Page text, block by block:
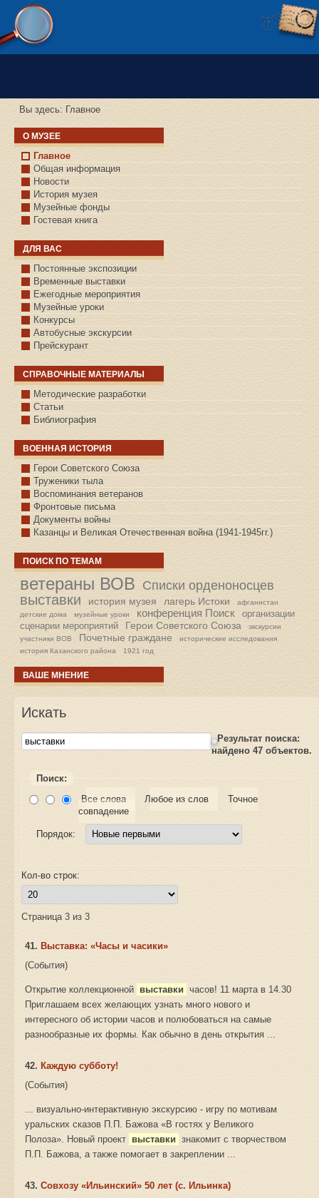
Версия сайта для слабовидящих
Вы здесь: Главное
О МУЗЕЕ
Главное
Общая информация
Новости
История музея
Музейные фонды
Гостевая книга
ДЛЯ ВАС
Постоянные экспозиции
Временные выставки
Ежегодные мероприятия
Музейные уроки
Конкурсы
Автобусные экскурсии
Прейскурант
СПРАВОЧНЫЕ МАТЕРИАЛЫ
Методические разработки
Статьи
Библиография
ВОЕННАЯ ИСТОРИЯ
С.КАЗАНСКОЕ
Герои Советского Союза
Труженики тыла
Воспоминания ветеранов
Фронтовые письма
Документы войны
Казанцы и Великая Отечественная война (1941-1945гг.)
ПОИСК ПО ТЕМАМ
ветераны ВОВ Списки орденоносцев
выставки история музея лагерь Истоки
афганистан
детские дома
музейные уроки конференция Поиск
организации
сценарии мероприятий
Герои Советского Союза
экскурсии
участники ВОВ
Почетные граждане
исторические исследования
история Казанского района
1921 год
ВАШЕ МНЕНИЕ
Искать
Результат поиска:
найдено 47 объектов.
Поиск:
Все слова
Любое из слов
Точное
совпадение
Порядок:
Кол-во строк:
Страница 3 из 3
41. Выставка: «Часы и часики»
(События)
Открытие коллекционной выставки часов! 11 марта в 14.30
Приглашаем всех желающих узнать много нового и
интересного об истории часов и полюбоваться на самые
разнообразные их формы. Как обычно в день открытия ...
42. Каждую субботу!
(События)
... визуально-интерактивную экскурсию - игру по мотивам
уральских сказов П.П. Бажова «В гостях у Великого
Полоза». Новый проект выставки знакомит с творчеством
П.П. Бажова, а также помогает в закреплении ...
43. Совхозу «Ильинский» 50 лет (с. Ильинка)